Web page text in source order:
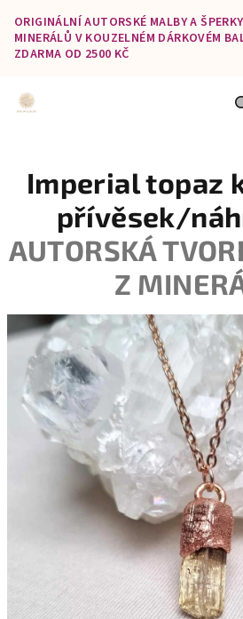
obsah
ORIGINÁLNÍ AUTORSKÉ MALBY A
MINERÁLŮ V KOUZELNÉM DÁRKOVÉM
ZDARMA OD 2500 KČ
Imperial topaz
přívěsek/
AUTORSKÁ
Z